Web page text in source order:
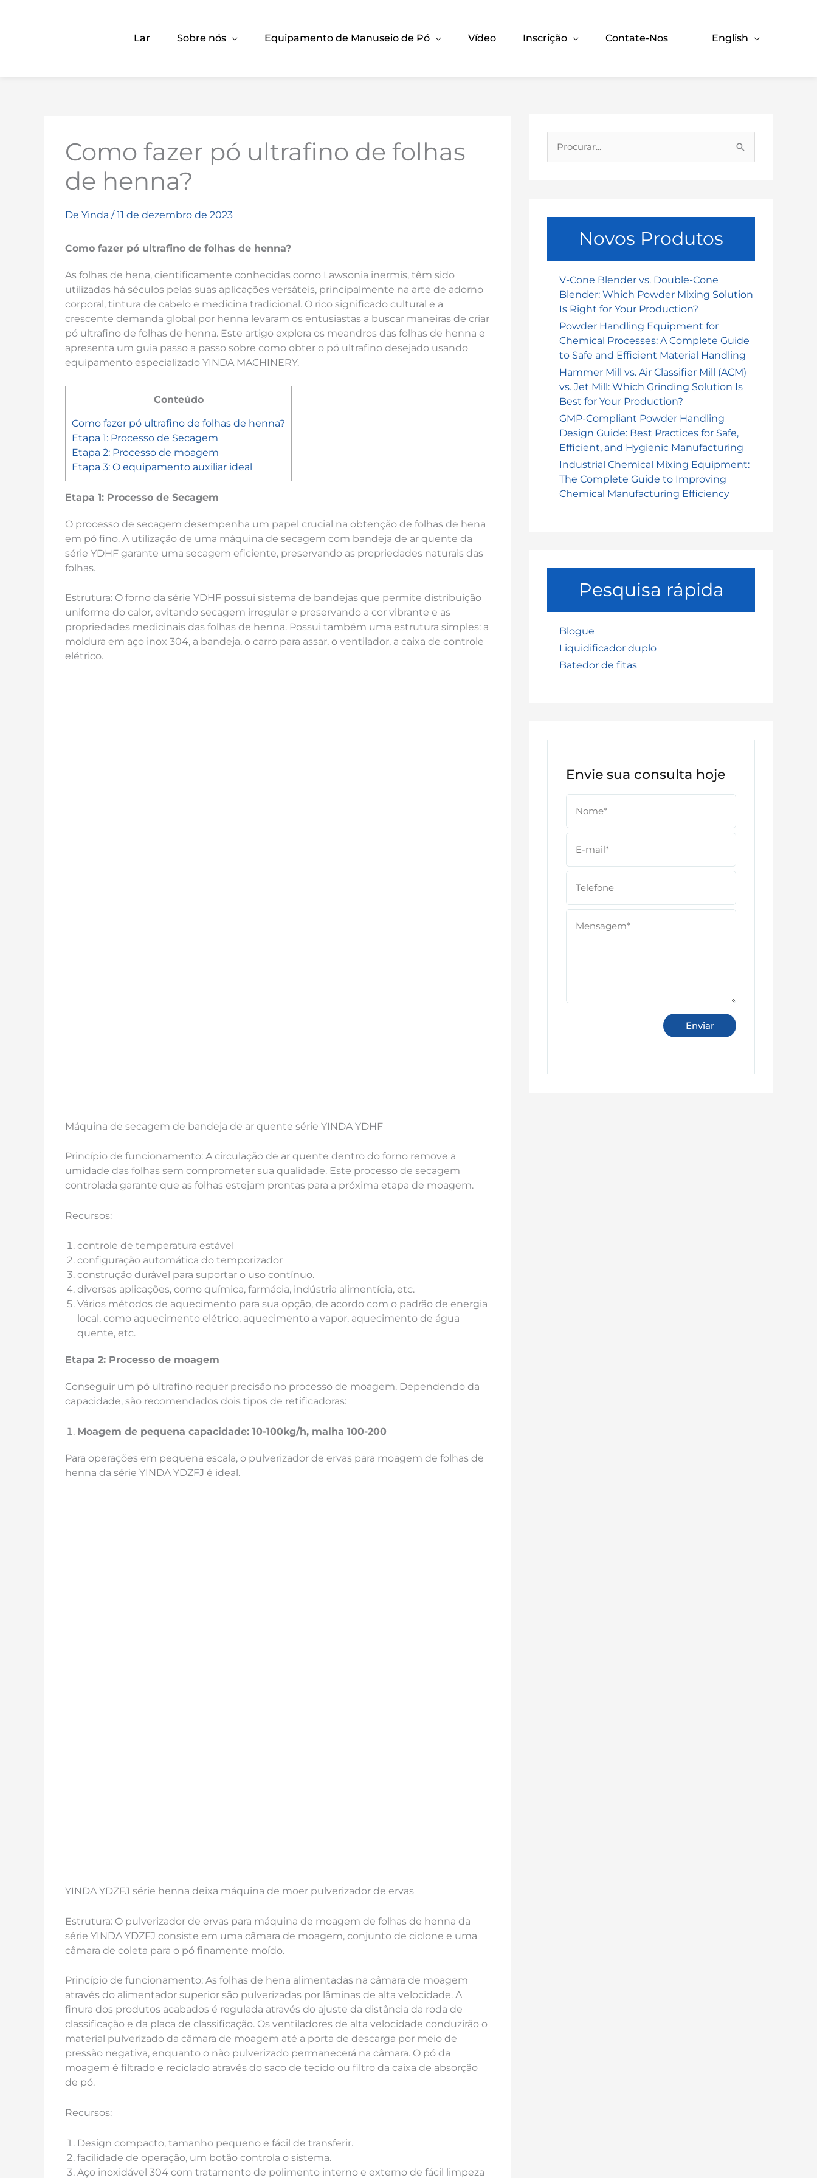
Lar Sobre nós Equipamento de Manuseio de Pó Vídeo Inscrição Contate-Nos English
Como fazer pó ultrafino de folhas
de henna?
De Yinda /11 de dezembro de 2023
Como fazer pó ultrafino de folhas de henna?
As folhas de hena, cientificamente conhecidas como Lawsonia inermis, têm sido
utilizadas há séculos pelas suas aplicações versáteis, principalmente na arte de adorno
corporal, tintura de cabelo e medicina tradicional. O rico significado cultural e a
crescente demanda global por henna levaram os entusiastas a buscar maneiras de criar
pó ultrafino de folhas de henna. Este artigo explora os meandros das folhas de henna e
apresenta um guia passo a passo sobre como obter o pó ultrafino desejado usando
equipamento especializado YINDA MACHINERY.
Conteúdo
Como fazer pó ultrafino de folhas de henna?
Etapa 1: Processo de Secagem
Etapa 2: Processo de moagem
Etapa 3: O equipamento auxiliar ideal
Etapa 1: Processo de Secagem
O processo de secagem desempenha um papel crucial na obtenção de folhas de hena
em pó fino. A utilização de uma máquina de secagem com bandeja de ar quente da
série YDHF garante uma secagem eficiente, preservando as propriedades naturais das
folhas.
Estrutura: O forno da série YDHF possui sistema de bandejas que permite distribuição
uniforme do calor, evitando secagem irregular e preservando a cor vibrante e as
propriedades medicinais das folhas de henna. Possui também uma estrutura simples: a
moldura em aço inox 304, a bandeja, o carro para assar, o ventilador, a caixa de controle
elétrico.
Máquina de secagem de bandeja de ar quente série YINDA YDHF
Princípio de funcionamento: A circulação de ar quente dentro do forno remove a
umidade das folhas sem comprometer sua qualidade. Este processo de secagem
controlada garante que as folhas estejam prontas para a próxima etapa de moagem.
Recursos:
controle de temperatura estável
configuração automática do temporizador
construção durável para suportar o uso contínuo.
diversas aplicações, como química, farmácia, indústria alimentícia, etc.
Vários métodos de aquecimento para sua opção, de acordo com o padrão de energia
local. como aquecimento elétrico, aquecimento a vapor, aquecimento de água
quente, etc.
Etapa 2: Processo de moagem
Conseguir um pó ultrafino requer precisão no processo de moagem. Dependendo da
capacidade, são recomendados dois tipos de retificadoras:
Moagem de pequena capacidade: 10-100kg/h, malha 100-200
Para operações em pequena escala, o pulverizador de ervas para moagem de folhas de
henna da série YINDA YDZFJ é ideal.
YINDA YDZFJ série henna deixa máquina de moer pulverizador de ervas
Estrutura: O pulverizador de ervas para máquina de moagem de folhas de henna da
série YINDA YDZFJ consiste em uma câmara de moagem, conjunto de ciclone e uma
câmara de coleta para o pó finamente moído.
Princípio de funcionamento: As folhas de hena alimentadas na câmara de moagem
através do alimentador superior são pulverizadas por lâminas de alta velocidade. A
finura dos produtos acabados é regulada através do ajuste da distância da roda de
classificação e da placa de classificação. Os ventiladores de alta velocidade conduzirão o
material pulverizado da câmara de moagem até a porta de descarga por meio de
pressão negativa, enquanto o não pulverizado permanecerá na câmara. O pó da
moagem é filtrado e reciclado através do saco de tecido ou filtro da caixa de absorção
de pó.
Recursos:
Design compacto, tamanho pequeno e fácil de transferir.
facilidade de operação, um botão controla o sistema.
Aço inoxidável 304 com tratamento de polimento interno e externo de fácil limpeza
a
Novos Produtos
V-Cone Blender vs. Double-Cone
Blender: Which Powder Mixing Solution
Is Right for Your Production?
Powder Handling Equipment for
Chemical Processes: A Complete Guide
to Safe and Efficient Material Handling
Hammer Mill vs. Air Classifier Mill (ACM)
vs. Jet Mill: Which Grinding Solution Is
Best for Your Production?
GMP-Compliant Powder Handling
Design Guide: Best Practices for Safe,
Efficient, and Hygienic Manufacturing
Industrial Chemical Mixing Equipment:
The Complete Guide to Improving
Chemical Manufacturing Efficiency
Pesquisa rápida
Blogue
Liquidificador duplo
Batedor de fitas
Envie sua consulta hoje